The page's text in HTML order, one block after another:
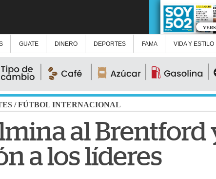
GUATE DINERO DEPORTES FAMA VIDA Y ESTILO
/FÚTBOL INTERNACIONAL
al Brentford
a los líderes